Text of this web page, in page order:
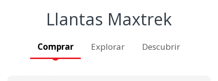
Llantas Maxtrek
Comprar Explorar Descubrir